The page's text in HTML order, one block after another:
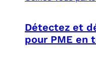
Détectez et
pour PME en